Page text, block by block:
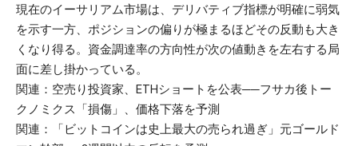
現在のイーサリアム市場は、デリバティブ指標が明確に弱気
を示す一方、ポジションの偏りが極まるほどその反動も大き
くなり得る。資金調達率の方向性が次の値動きを左右する局
面に差し掛かっている。
関連： 空売り投資家、ETHショートを公表──フサカ後トー
クノミクス「損傷」、価格下落を予測
関連：
「ビットコインは史上最大の売られ過ぎ」元ゴールド